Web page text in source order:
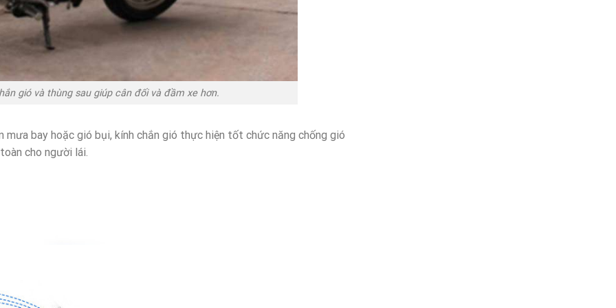
gió và thùng sau giúp cân đối và đầm xe hơn.
mưa bay hoặc gió bụi, kính chắn gió thực hiện tốt chức năng chống gió
cho người lái.